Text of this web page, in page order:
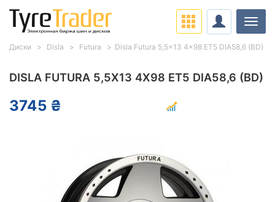
DISLA FUTURA 5,5X13 4X98 ET5 DIA58,6 (BD)
3745 ₴
Диски Disla Futura Disla Futura 5,5x13 4x98 ET5 DIA58,6 (BD)